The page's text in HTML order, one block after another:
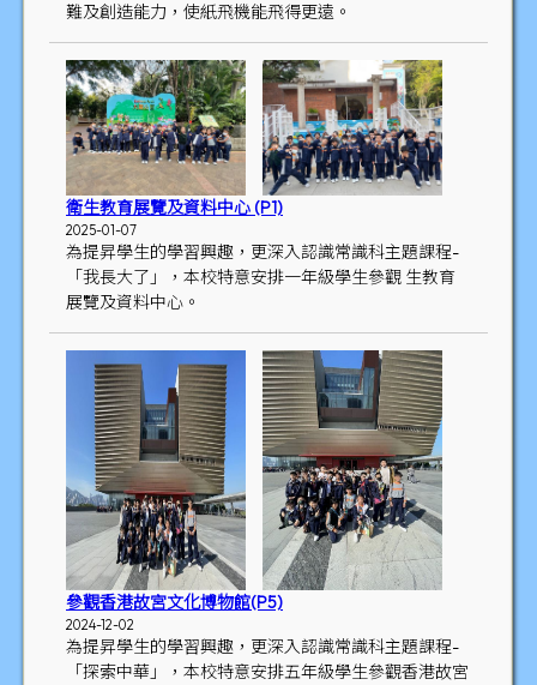
難及創造能力，使紙飛機能飛得更遠。
衛生教育展覽及資料中心 (P1)
2025-01-07
為提昇學生的學習興趣，更深入認識常識科主題課程-
「我長大了」，本校特意安排一年級學生參觀 生教育
展覽及資料中心。
參觀香港故宮文化博物館(P5)
2024-12-02
為提昇學生的學習興趣，更深入認識常識科主題課程-
「探索中華」，本校特意安排五年級學生參觀香港故宮